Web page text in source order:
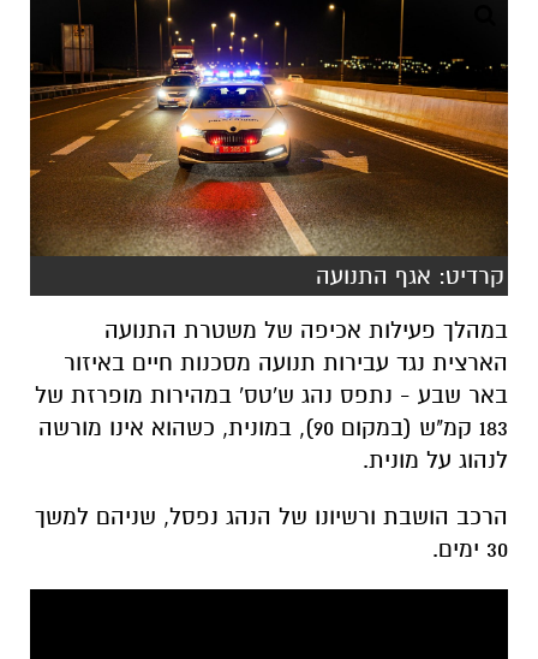
קרדיט: אגף התנועה
במהלך פעילות אכיפה של משטרת התנועה
הארצית נגד עבירות תנועה מסכנות חיים באיזור
באר שבע - נתפס נהג ש'טס' במהירות מופרזת של
183 קמ"ש (במקום 90), במונית, כשהוא אינו מורשה
לנהוג על מונית.
הרכב הושבת ורשיונו של הנהג נפסל, שניהם למשך
30 ימים.